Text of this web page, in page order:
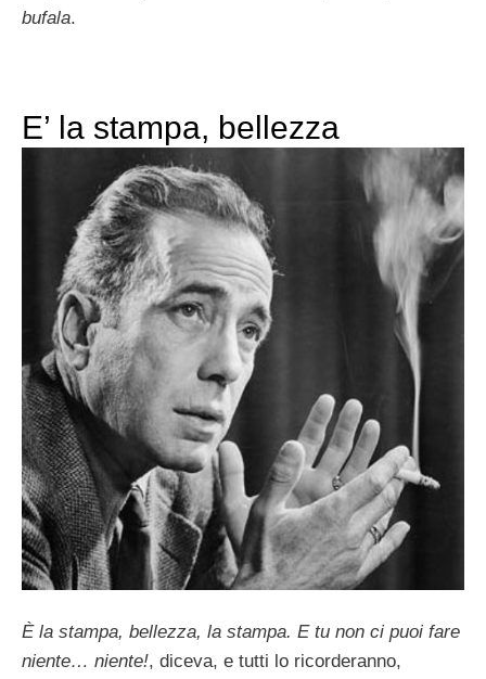
bufala.
E’ la stampa, bellezza
È la stampa, bellezza, la stampa. E tu non ci puoi fare
niente… niente!, diceva, e tutti lo ricorderanno,